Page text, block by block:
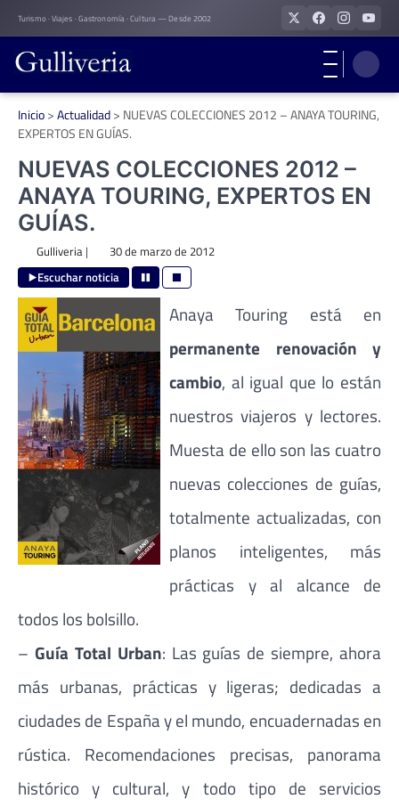
Skip
to
content
Turismo · Viajes · Gastronomía · Cultura — Desde 2002
Inicio>Actualidad> NUEVAS COLECCIONES 2012 – ANAYA TOURING,
EXPERTOS EN GUÍAS.
NUEVAS COLECCIONES 2012 –
ANAYA TOURING, EXPERTOS EN
GUÍAS.
Gulliveria| 30 de marzo de 2012
Escuchar noticia
Anaya Touring está en
permanente renovación y
cambio, al igual que lo están
nuestros viajeros y lectores.
Muesta de ello son las cuatro
nuevas colecciones de guías,
totalmente actualizadas, con
planos inteligentes, más
prácticas y al alcance de
todos los bolsillo.
– Guía Total Urban: Las guías de siempre, ahora
más urbanas, prácticas y ligeras; dedicadas a
ciudades de España y el mundo, encuadernadas en
rústica. Recomendaciones precisas, panorama
histórico y cultural, y todo tipo de servicios